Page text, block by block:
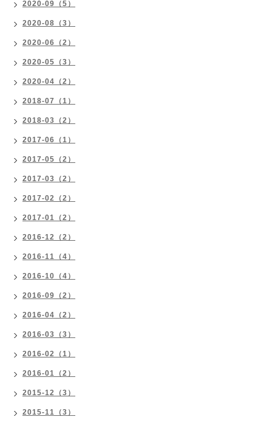
2020-09（5）
2020-08（3）
2020-06（2）
2020-05（3）
2020-04（2）
2018-07（1）
2018-03（2）
2017-06（1）
2017-05（2）
2017-03（2）
2017-02（2）
2017-01（2）
2016-12（2）
2016-11（4）
2016-10（4）
2016-09（2）
2016-04（2）
2016-03（3）
2016-02（1）
2016-01（2）
2015-12（3）
2015-11（3）